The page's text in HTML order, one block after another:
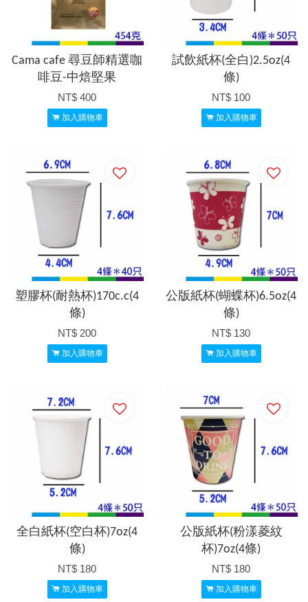
Cama cafe 尋豆師精選咖
啡豆-中焙堅果
NT$ 400
加入購物車
試飲紙杯(全白)2.5oz(4
條)
NT$ 100
加入購物車
塑膠杯(耐熱杯)170c.c(4
條)
NT$ 200
加入購物車
公版紙杯(蝴蝶杯)6.5oz(4
條)
NT$ 130
加入購物車
全白紙杯(空白杯)7oz(4
條)
NT$ 180
加入購物車
公版紙杯(粉漾菱紋
杯)7oz(4條)
NT$ 180
加入購物車